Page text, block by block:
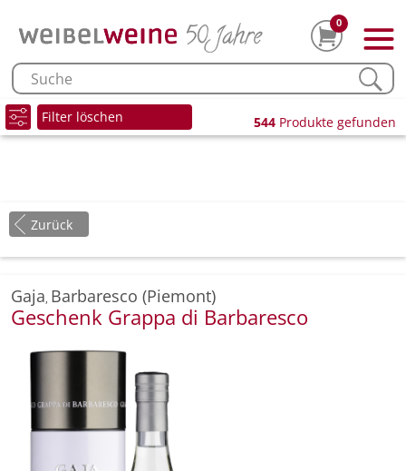
0
Filter löschen 544 Produkte gefunden
Zurück
Gaja, Barbaresco (Piemont)
Geschenk Grappa di Barbaresco